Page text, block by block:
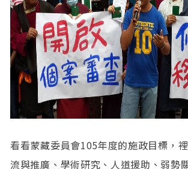
看看蒙藏委員會105年度的施政目標，
流與推廣、學術研究、人道援助、弱勢